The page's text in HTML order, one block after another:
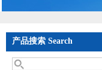
产品搜索 Search